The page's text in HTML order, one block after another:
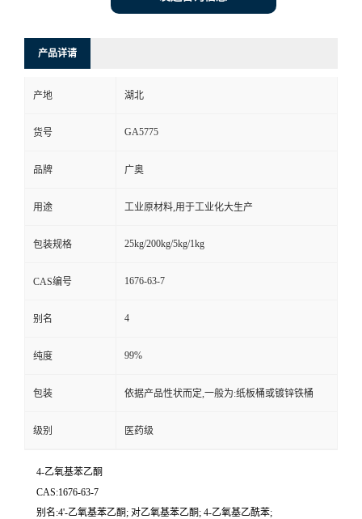
产品详请
产地 湖北
货号 GA5775
品牌 广奥
用途 工业原材料,用于工业化大生产
包装规格 25kg/200kg/5kg/1kg
CAS编号 1676-63-7
别名 4
纯度 99%
包装 依据产品性状而定,一般为:纸板桶或镀锌铁桶
级别 医药级
4-乙氧基苯乙酮
CAS:1676-63-7
别名:4'-乙氧基苯乙酮; 对乙氧基苯乙酮; 4-乙氧基乙酰苯;